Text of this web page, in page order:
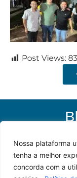
Nossa plataforma
tenha a melhor
concorda com a
Post Views: 83